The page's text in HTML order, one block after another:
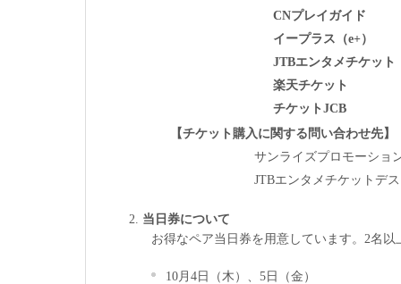
CNプレイガイド
イープラス（e+）
JTBエンタメチケット
楽天チケット
チケットJCB
【チケット購入に関する問い合わせ先】
サンライズプロモーショ
JTBエンタメチケットデ
当日券について
お得なペア当日券を用意しています。2名
10月4日（木）、5日（金）